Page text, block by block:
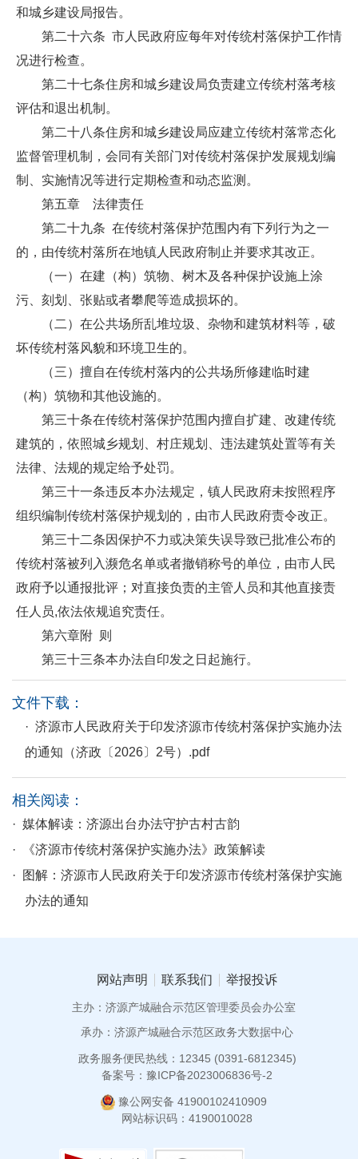
和城乡建设局报告。
第二十六条 市人民政府应每年对传统村落保护工作情
况进行检查。
第二十七条住房和城乡建设局负责建立传统村落考核
评估和退出机制。
第二十八条住房和城乡建设局应建立传统村落常态化
监督管理机制，会同有关部门对传统村落保护发展规划编
制、实施情况等进行定期检查和动态监测。
第五章 法律责任
第二十九条 在传统村落保护范围内有下列行为之一
的，由传统村落所在地镇人民政府制止并要求其改正。
（一）在建（构）筑物、树木及各种保护设施上涂
污、刻划、张贴或者攀爬等造成损坏的。
（二）在公共场所乱堆垃圾、杂物和建筑材料等，破
坏传统村落风貌和环境卫生的。
（三）擅自在传统村落内的公共场所修建临时建
（构）筑物和其他设施的。
第三十条在传统村落保护范围内擅自扩建、改建传统
建筑的，依照城乡规划、村庄规划、违法建筑处置等有关
法律、法规的规定给予处罚。
第三十一条违反本办法规定，镇人民政府未按照程序
组织编制传统村落保护规划的，由市人民政府责令改正。
第三十二条因保护不力或决策失误导致已批准公布的
传统村落被列入濒危名单或者撤销称号的单位，由市人民
政府予以通报批评；对直接负责的主管人员和其他直接责
任人员,依法依规追究责任。
第六章附 则
第三十三条本办法自印发之日起施行。
文件下载：
· 济源市人民政府关于印发济源市传统村落保护实施办法
的通知（济政〔2026〕2号）.pdf
相关阅读：
· 媒体解读：济源出台办法守护古村古韵
· 《济源市传统村落保护实施办法》政策解读
· 图解：济源市人民政府关于印发济源市传统村落保护实施
办法的通知
网站声明 联系我们 举报投诉
主办：济源产城融合示范区管理委员会办公室
承办：济源产城融合示范区政务大数据中心
政务服务便民热线：12345 (0391-6812345)
备案号：豫ICP备2023006836号-2
豫公网安备 41900102410909
网站标识码：4190010028